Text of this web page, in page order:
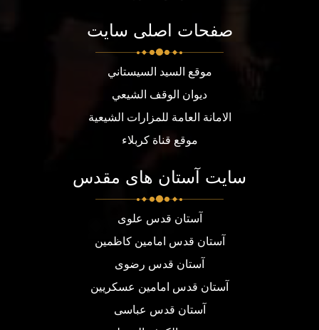
صفحات اصلی سایت
موقع السيد السيستاني
ديوان الوقف الشيعي
الامانة العامة للمزارات الشيعية
موقع قناة كربلاء
سایت آستان های مقدس
آستان قدس علوی
آستان قدس امامین کاظمین
آستان قدس رضوی
آستان قدس امامین عسکریین
آستان قدس عباسی